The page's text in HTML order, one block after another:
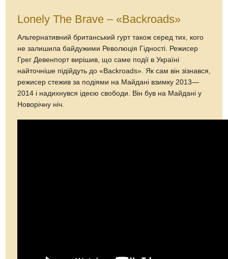
Lonely The Brave – «Backroads»
Альтернативний британський гурт також серед тих, кого
не залишила байдужими Революція Гідності. Режисер
Грег Девенпорт вирішив, що саме події в Україні
найточніше підійдуть до «Backroads». Як сам він зізнався,
режисер стежив за подіями на Майдані взимку 2013—
2014 і надихнувся ідеєю свободи. Він був на Майдані у
Новорічну ніч.